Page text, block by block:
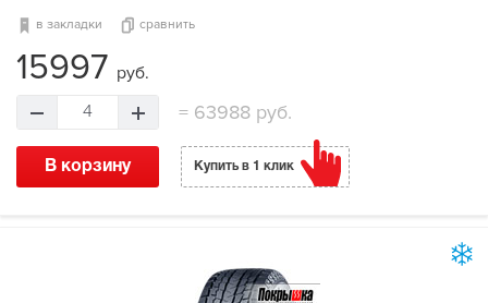
в закладки сравнить
15997 руб.
4 =63988 руб.
В корзину Купить в 1 клик